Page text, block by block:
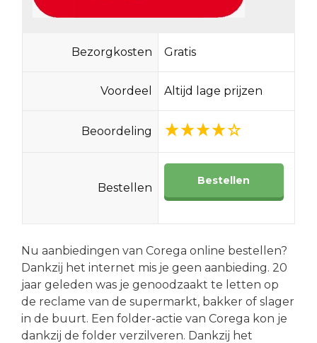
Bezorgkosten Gratis
Voordeel Altijd lage prijzen
Beoordeling
Bestellen
Bestellen
Nu aanbiedingen van Corega online bestellen?
Dankzij het internet mis je geen aanbieding. 20
jaar geleden was je genoodzaakt te letten op
de reclame van de supermarkt, bakker of slager
in de buurt. Een folder-actie van Corega kon je
dankzij de folder verzilveren. Dankzij het